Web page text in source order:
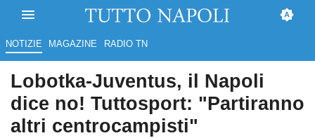
NOTIZIE MAGAZINE RADIO TN
Lobotka-Juventus, il Napoli
dice no! Tuttosport: "Partiranno
altri centrocampisti"